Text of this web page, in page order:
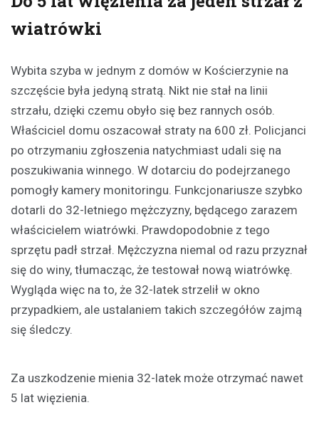
wiatrówki
Wybita szyba w jednym z domów w Kościerzynie na
szczęście była jedyną stratą. Nikt nie stał na linii
strzału, dzięki czemu obyło się bez rannych osób.
Właściciel domu oszacował straty na 600 zł. Policjanci
po otrzymaniu zgłoszenia natychmiast udali się na
poszukiwania winnego. W dotarciu do podejrzanego
pomogły kamery monitoringu. Funkcjonariusze szybko
dotarli do 32-letniego mężczyzny, będącego zarazem
właścicielem wiatrówki. Prawdopodobnie z tego
sprzętu padł strzał. Mężczyzna niemal od razu przyznał
się do winy, tłumacząc, że testował nową wiatrówkę.
Wygląda więc na to, że 32-latek strzelił w okno
przypadkiem, ale ustalaniem takich szczegółów zajmą
się śledczy.
Za uszkodzenie mienia 32-latek może otrzymać nawet
5 lat więzienia.